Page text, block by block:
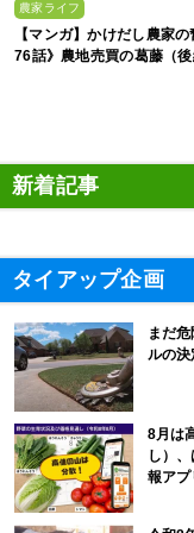
農家ライフ
【マンガ】かけだし農家
76話》農地売買の葛藤（後
新着記事
タイアップ企画
まだ
ルの決
8月は
し）
報アプ